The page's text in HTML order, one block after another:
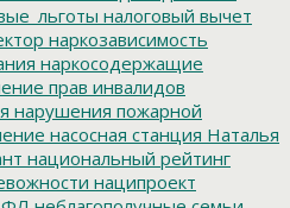
налоговый вычет
наркозависимость
наркосодержащие
прав инвалидов
нарушения пожарной
насосная станция Наталья
национальный рейтинг
наципроект